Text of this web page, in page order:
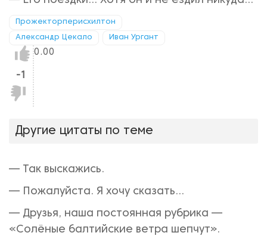
Прожекторперисхилтон
Александр Цекало Иван Ургант
Нравится!
-1
Не
нравится!
0.00
Другие цитаты по теме
— Так выскажись.
— Пожалуйста. Я хочу сказать...
— Друзья, наша постоянная рубрика —
«Солёные балтийские ветра шепчут».